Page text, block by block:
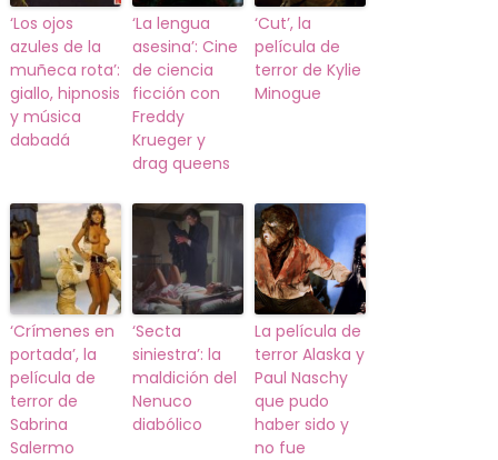
‘Los ojos
azules de la
muñeca rota’:
giallo, hipnosis
y música
dabadá
‘La lengua
asesina’: Cine
de ciencia
ficción con
Freddy
Krueger y
drag queens
‘Cut’, la
película de
terror de Kylie
Minogue
‘Crímenes en
portada’, la
película de
terror de
Sabrina
Salermo
‘Secta
siniestra’: la
maldición del
Nenuco
diabólico
La película de
terror Alaska y
Paul Naschy
que pudo
haber sido y
no fue